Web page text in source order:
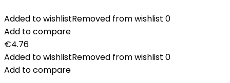
Added to wishlistRemoved from wishlist 0
Add to compare
€4.76
Added to wishlistRemoved from wishlist 0
Add to compare